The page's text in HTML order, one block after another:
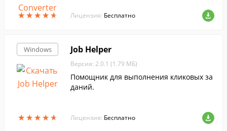
★★★★★
★★★★★ Лицензия: Бесплатно
Windows
★★★★★
★★★★★
Job Helper
Версия: 2.0.1 (1.79 МБ)
Помощник для выполнения кликовых за
даний.
Лицензия: Бесплатно